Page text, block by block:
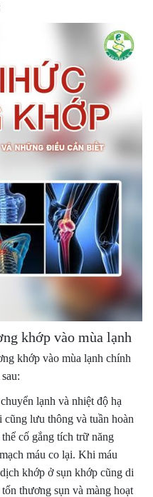
khớp vào mùa lạnh
khớp vào mùa lạnh chính
lạnh và nhiệt độ hạ
lưu thông và tuần hoàn
cố gắng tích trữ năng
máu co lại. Khi máu
khớp ở sụn khớp cũng di
thương sụn và màng hoạt